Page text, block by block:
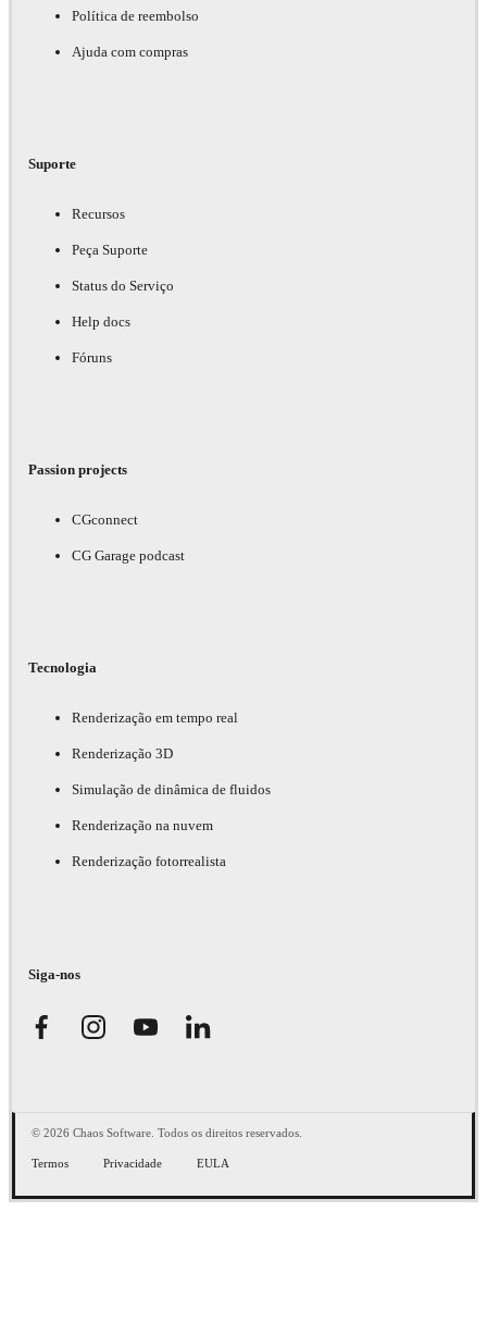
Política de reembolso
Ajuda com compras
Suporte
Recursos
Peça Suporte
Status do Serviço
Help docs
Fóruns
Passion projects
CGconnect
CG Garage podcast
Tecnologia
Renderização em tempo real
Renderização 3D
Simulação de dinâmica de fluidos
Renderização na nuvem
Renderização fotorrealista
Siga-nos
© 2026 Chaos Software. Todos os direitos reservados.
Termos Privacidade EULA